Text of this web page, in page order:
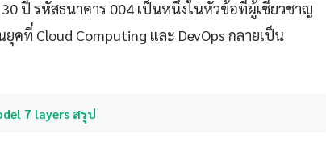
ปี รหัสธนาคาร 004 เป็นหนึ่งในหัวข้อที่ผู้เชี่ยวชาญ
คที่ Cloud Computing และ DevOps กลายเป็น
7 layers สรุป